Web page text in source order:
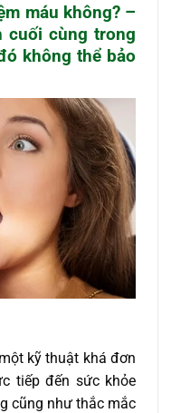
máu không? –
cuối cùng trong
không thể bảo
kỹ thuật khá đơn
tiếp đến sức khỏe
cũng như thắc mắc